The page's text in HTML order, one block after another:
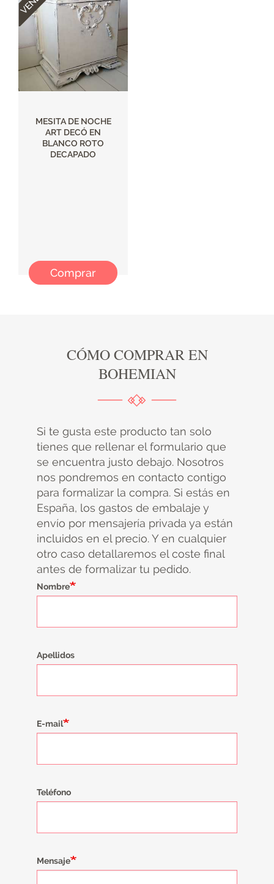
MESITA DE NOCHE
ART DECÓ EN
BLANCO ROTO
DECAPADO
Comprar
CÓMO COMPRAR EN
BOHEMIAN
Si te gusta este producto tan solo
tienes que rellenar el formulario que
se encuentra justo debajo. Nosotros
nos pondremos en contacto contigo
para formalizar la compra. Si estás en
España, los gastos de embalaje y
envío por mensajería privada ya están
incluidos en el precio. Y en cualquier
otro caso detallaremos el coste final
antes de formalizar tu pedido.
Nombre
Apellidos
E-mail
Teléfono
Mensaje